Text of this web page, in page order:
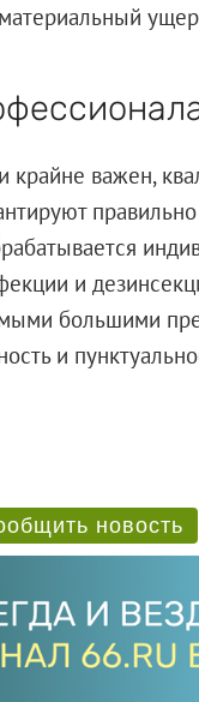
крайне важен,
и
большими
и
новость